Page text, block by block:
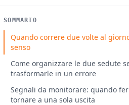
SOMMARIO
Quando correre due volte al
senso
Come organizzare le due sedute
trasformarle in un errore
Segnali da monitorare: quando
tornare a una sola uscita